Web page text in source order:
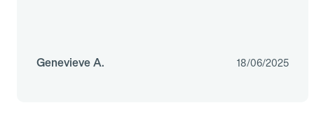
Genevieve A. 18/06/2025